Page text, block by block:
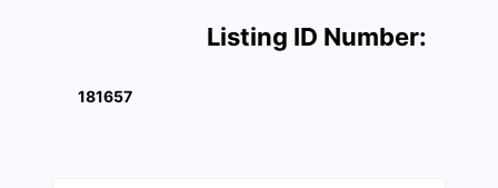
Listing ID Number:
181657